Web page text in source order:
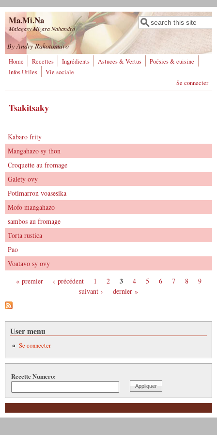
Aller au contenu principal
Ma.Mi.Na
Malagasy Mizara Nahandro
Formulaire de
recherche
Rechercher
By Andry Rakotomavo
Home Recettes Ingrédients Astuces & Vertus
Poésies & cuisine
Infos Utiles
Vie sociale
Se connecter
Tsakitsaky
Kabaro frity
Mangahazo sy thon
Croquette au fromage
Galety ovy
Potimarron voasesika
Mofo mangahazo
sambos au fromage
Torta rustica
Pao
Voatavo sy ovy
Pages
« premier ‹ précédent 1 2 3 4 5 6 7 8
9
suivant ›
dernier »
User menu
Se connecter
Recette Numero: